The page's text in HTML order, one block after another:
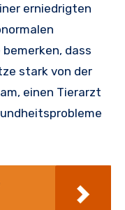
erniedrigten
dass
stark von der
einen Tierarzt